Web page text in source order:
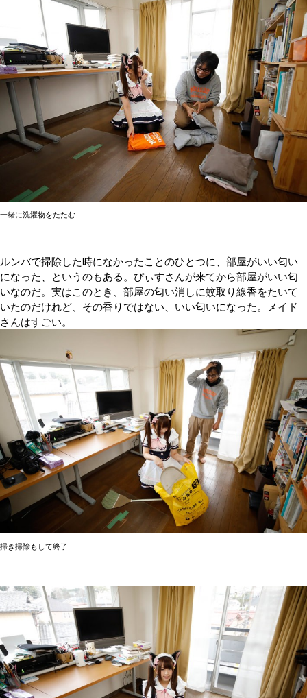
一緒に洗濯物をたたむ
ルンバで掃除した時になかったことのひとつに、部屋がいい匂い
になった、というのもある。ぴぃすさんが来てから部屋がいい匂
いなのだ。実はこのとき、部屋の匂い消しに蚊取り線香をたいて
いたのだけれど、その香りではない、いい匂いになった。メイド
さんはすごい。
掃き掃除もして終了